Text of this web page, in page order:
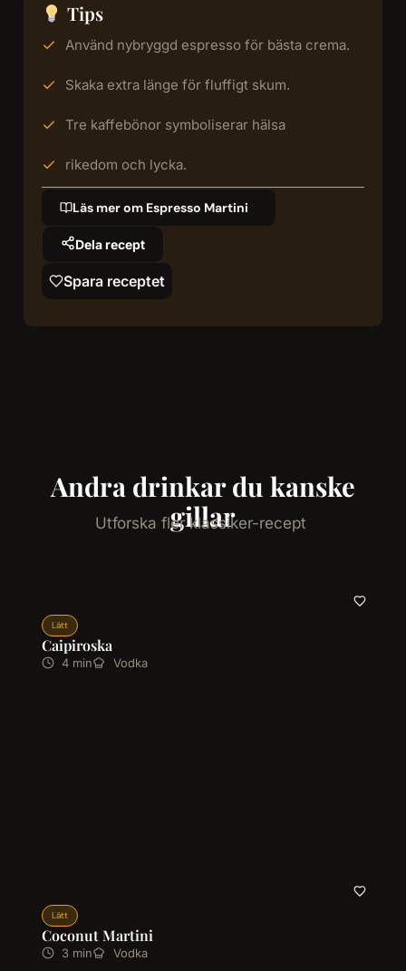
Tips
Använd nybryggd espresso för bästa crema.
Skaka extra länge för fluffigt skum.
Tre kaffebönor symboliserar hälsa
rikedom och lycka.
Läs mer om Espresso Martini
Dela recept
Spara receptet
Andra drinkar du kanske
gillar
Utforska fler klassiker-recept
Lätt
Caipiroska
4 min Vodka
Lätt
Coconut Martini
3 min Vodka